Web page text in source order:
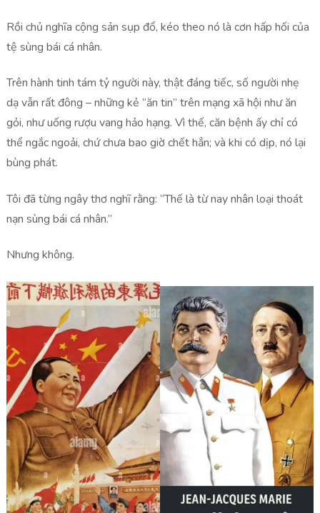
Rồi chủ nghĩa cộng sản sụp đổ, kéo theo nó là cơn hấp hối của
tệ sùng bái cá nhân.
Trên hành tinh tám tỷ người này, thật đáng tiếc, số người nhẹ
dạ vẫn rất đông – những kẻ “ăn tin” trên mạng xã hội như ăn
gỏi, như uống rượu vang hảo hạng. Vì thế, căn bệnh ấy chỉ có
thể ngắc ngoải, chứ chưa bao giờ chết hẳn; và khi có dịp, nó lại
bùng phát.
Tôi đã từng ngây thơ nghĩ rằng: “Thế là từ nay nhân loại thoát
nạn sùng bái cá nhân.”
Nhưng không.